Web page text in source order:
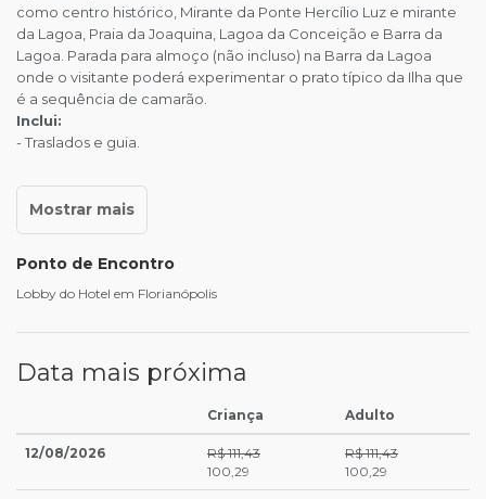
como centro histórico, Mirante da Ponte Hercílio Luz e mirante
da Lagoa, Praia da Joaquina, Lagoa da Conceição e Barra da
Lagoa. Parada para almoço (não incluso) na Barra da Lagoa
onde o visitante poderá experimentar o prato típico da Ilha que
é a sequência de camarão.
Inclui:
- Traslados e guia.
Ponto de Encontro
Lobby do Hotel em Florianópolis
Data mais próxima
Criança Adulto
12/08/2026
R$ 111,43
100,29
R$ 111,43
100,29